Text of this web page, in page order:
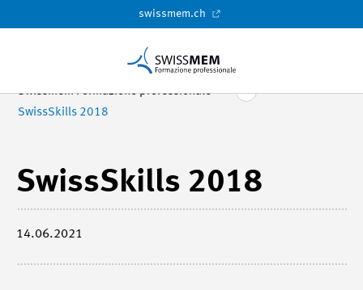
swissmem.ch
Swissmem Formazione professionale
SwissSkills 2018
SwissSkills 2018
14.06.2021